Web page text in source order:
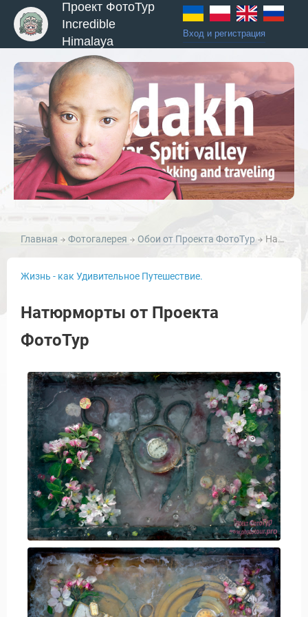
Проект ФотоТур
Incredible
Himalaya
Вход и регистрация
Главная Фотогалерея Обои от Проекта ФотоТур Натюрморты от Проекта ФотоТур
Жизнь - как Удивительное Путешествие.
Натюрморты от Проекта
ФотоТур